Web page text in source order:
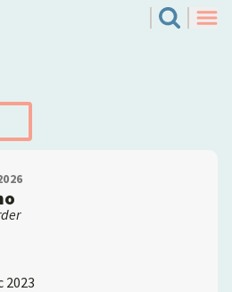
Search
2023